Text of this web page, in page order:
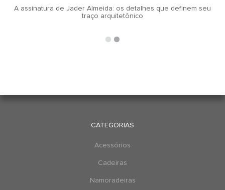
A assinatura de Jader Almeida: os detalhes que definem seu
traço arquitetônico
CATEGORIAS
Acessórios
Cadeiras
Namoradeiras